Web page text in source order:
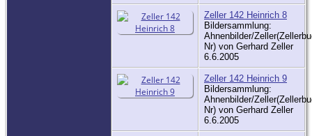
Zeller 142 Heinrich 8
Bildersammlung:
Ahnenbilder/
Nr) von Gerhard Zeller
6.6.2005
Zeller 142 Heinrich 9
Bildersammlung:
Ahnenbilder/
Nr) von Gerhard Zeller
6.6.2005